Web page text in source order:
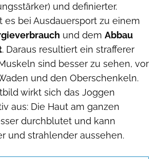
und definierter.
es bei Ausdauersport zu einem
und dem Abbau
. Daraus resultiert ein strafferer
sind besser zu sehen, vor
und den Oberschenkeln.
wirkt sich das Joggen
aus: Die Haut am ganzen
durchblutet und kann
und strahlender aussehen.